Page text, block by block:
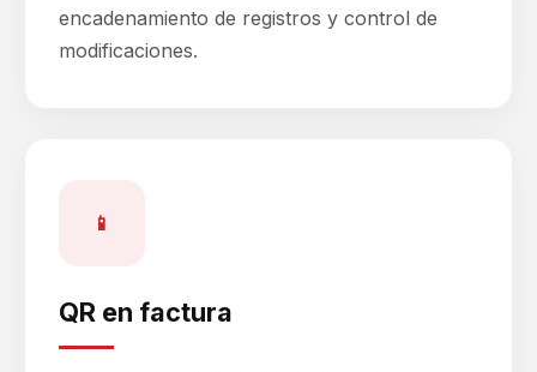
encadenamiento de registros y control de
modificaciones.
📱
QR en factura